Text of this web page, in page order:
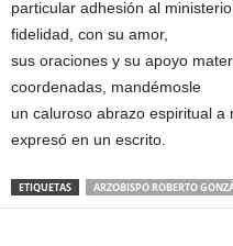
particular adhesión al
fidelidad, con su amor,
sus oraciones y su apoyo
coordenadas, mandémosle
un caluroso abrazo espiritual a
expresó en un escrito.
ETIQUETAS ARZOBISPO ROBERTO